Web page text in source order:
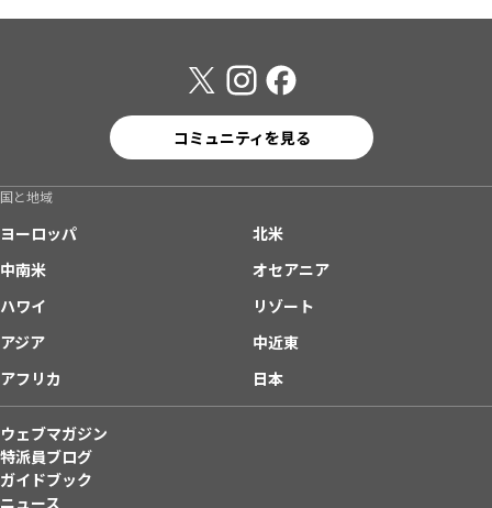
コミュニティを見る
国と地域
ヨーロッパ
北米
中南米
オセアニア
ハワイ
リゾート
アジア
中近東
アフリカ
日本
ウェブマガジン
特派員ブログ
ガイドブック
ニュース